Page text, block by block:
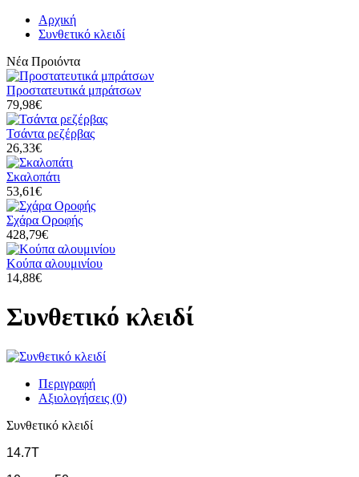
Αρχική
Συνθετικό κλειδί
Νέα Προιόντα
Προστατευτικά μπράτσων
79,98€
Τσάντα ρεζέρβας
26,33€
Σκαλοπάτι
53,61€
Σχάρα Οροφής
428,79€
Κούπα αλουμινίου
14,88€
Συνθετικό κλειδί
Περιγραφή
Αξιολογήσεις (0)
Συνθετικό κλειδί
14.7Τ